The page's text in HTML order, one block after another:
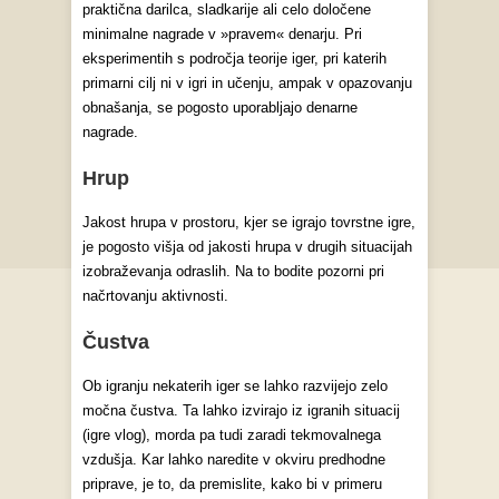
praktična darilca, sladkarije ali celo določene
minimalne nagrade v »pravem« denarju. Pri
eksperimentih s področja teorije iger, pri katerih
primarni cilj ni v igri in učenju, ampak v opazovanju
obnašanja, se pogosto uporabljajo denarne
nagrade.
Hrup
Jakost hrupa v prostoru, kjer se igrajo tovrstne igre,
je pogosto višja od jakosti hrupa v drugih situacijah
izobraževanja odraslih. Na to bodite pozorni pri
načrtovanju aktivnosti.
Čustva
Ob igranju nekaterih iger se lahko razvijejo zelo
močna čustva. Ta lahko izvirajo iz igranih situacij
(igre vlog), morda pa tudi zaradi tekmovalnega
vzdušja. Kar lahko naredite v okviru predhodne
priprave, je to, da premislite, kako bi v primeru